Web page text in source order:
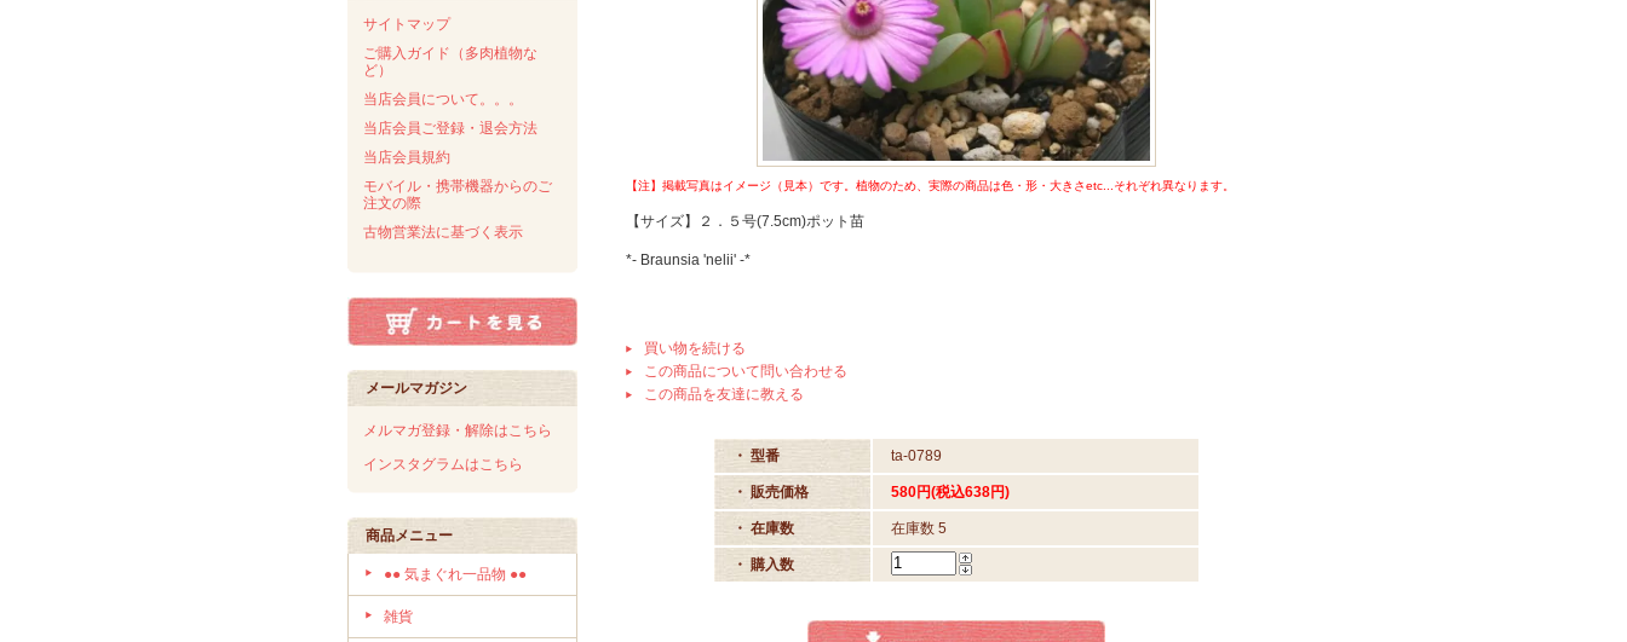
サイトマップ
ご購入ガイド（多肉植物な
ど）
当店会員について。。。
当店会員ご登録・退会方法
当店会員規約
モバイル・携帯機器からのご
注文の際
古物営業法に基づく表示
メールマガジン
メルマガ登録・解除はこちら
インスタグラムはこちら
商品メニュー
●● 気まぐれ一品物 ●●
雑貨
【注】掲載写真はイメージ（見本）です。植物のため、実際の商品は色・形・大きさetc...それぞれ異なります。
【サイズ】２．５号(7.5cm)ポット苗
*- Braunsia 'nelii' -*
買い物を続ける
この商品について問い合わせる
この商品を友達に教える
・ 型番 ta-0789
・ 販売価格 580円(税込638円)
・ 在庫数 在庫数 5
・ 購入数